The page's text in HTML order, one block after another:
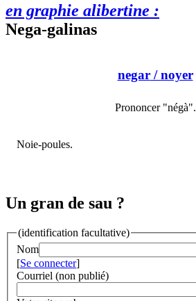
en graphie alibertine :
Nega-galinas
negar/ noyer
Prononcer "négà".
Noie-poules.
Un gran de sau ?
(identification facultative)
Nom
[Se connecter]
Courriel (non publié)